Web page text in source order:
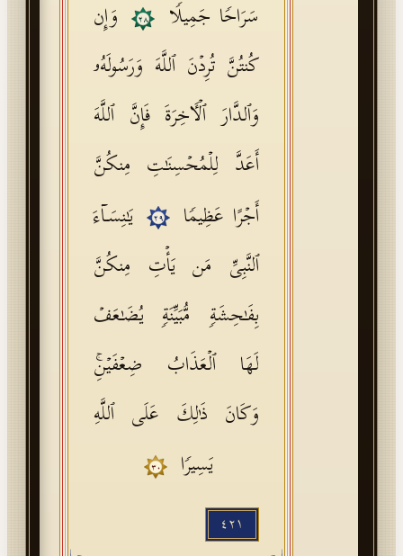
سَرَاحࣰا جَمِیلࣰا
٢٨
وَإِن
كُنتُنَّ تُرِدۡنَ ٱللَّهَ وَرَسُولَهُۥ
وَٱلدَّارَ ٱلۡـَٔاخِرَةَ فَإِنَّ ٱللَّهَ
أَعَدَّ لِلۡمُحۡسِنَـٰتِ مِنكُنَّ
أَجۡرًا عَظِیمࣰا
٢٩
یَـٰنِسَاۤءَ
ٱلنَّبِیِّ مَن یَأۡتِ مِنكُنَّ
بِفَـٰحِشَةࣲ مُّبَیِّنَةࣲ یُضَـٰعَفۡ
لَهَا ٱلۡعَذَابُ ضِعۡفَیۡنِۚ
وَكَانَ ذَ ٰ⁠لِكَ عَلَى ٱللَّهِ
یَسِیرࣰا
٣٠
٤٢١